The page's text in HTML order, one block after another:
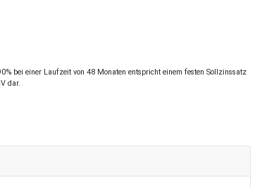
bei einer Laufzeit von 48 Monaten entspricht einem festen Sollzinssatz
dar.